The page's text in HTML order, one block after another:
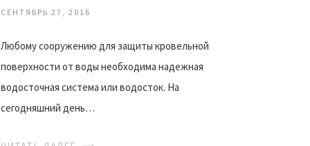
СЕНТЯБРЬ 27, 2016
Любому сооружению для защиты кровельной
поверхности от воды необходима надежная
водосточная система или водосток. На
сегодняшний день…